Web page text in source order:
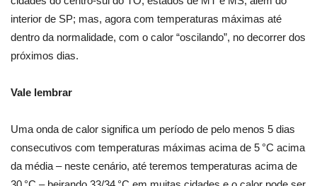
interior de SP; mas, agora com temperaturas máximas até
dentro da normalidade, com o calor “oscilando”, no decorrer dos
próximos dias.
Vale lembrar
Uma onda de calor significa um período de pelo menos 5 dias
consecutivos com temperaturas máximas acima de 5 °C acima
da média – neste cenário, até teremos temperaturas acima de